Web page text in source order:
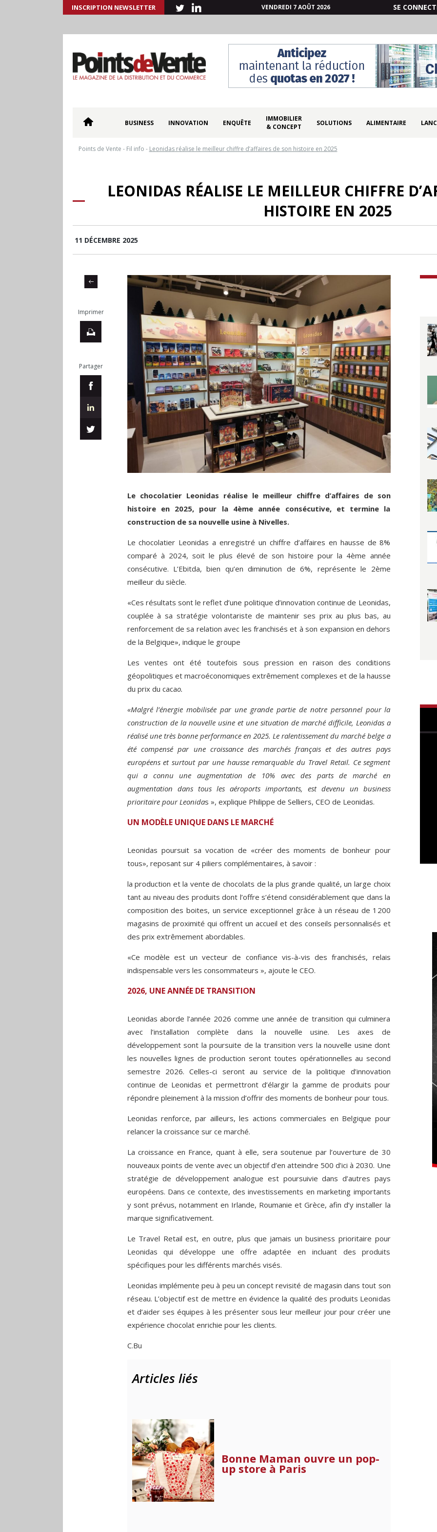
INSCRIPTION NEWSLETTER VENDREDI 7 AOÛT 2026 SE
BUSINESS INNOVATION ENQUÊTE
IMMOBILIER
& CONCEPT
SOLUTIONS ALIMENTAIRE
Points de Vente - Fil info - Leonidas réalise le meilleur chiffre d’affaires de son histoire en 2025
LEONIDAS RÉALISE LE MEILLEUR CHIFFRE
HISTOIRE EN 2025
11 DÉCEMBRE 2025
Imprimer
Partager
Le chocolatier Leonidas réalise le meilleur chiffre d’affaires de son
histoire en 2025, pour la 4ème année consécutive, et termine la
construction de sa nouvelle usine à Nivelles.
Le chocolatier Leonidas a enregistré un chiffre d’affaires en hausse de 8%
comparé à 2024, soit le plus élevé de son histoire pour la 4ème année
consécutive. L’Ebitda, bien qu’en diminution de 6%, représente le 2ème
meilleur du siècle.
«Ces résultats sont le reflet d’une politique d’innovation continue de Leonidas,
couplée à sa stratégie volontariste de maintenir ses prix au plus bas, au
renforcement de sa relation avec les franchisés et à son expansion en dehors
de la Belgique», indique le groupe
Les ventes ont été toutefois sous pression en raison des conditions
géopolitiques et macroéconomiques extrêmement complexes et de la hausse
du prix du cacao.
«Malgré l’énergie mobilisée par une grande partie de notre personnel pour la
construction de la nouvelle usine et une situation de marché difficile, Leonidas a
réalisé une très bonne performance en 2025. Le ralentissement du marché belge a
été compensé par une croissance des marchés français et des autres pays
européens et surtout par une hausse remarquable du Travel Retail. Ce segment
qui a connu une augmentation de 10% avec des parts de marché en
augmentation dans tous les aéroports importants, est devenu un business
prioritaire pour Leonidas », explique Philippe de Selliers, CEO de Leonidas.
UN MODÈLE UNIQUE DANS LE MARCHÉ
Leonidas poursuit sa vocation de «créer des moments de bonheur pour
tous», reposant sur 4 piliers complémentaires, à savoir :
la production et la vente de chocolats de la plus grande qualité, un large choix
tant au niveau des produits dont l’offre s’étend considérablement que dans la
composition des boites, un service exceptionnel grâce à un réseau de 1200
magasins de proximité qui offrent un accueil et des conseils personnalisés et
des prix extrêmement abordables.
«Ce modèle est un vecteur de confiance vis-à-vis des franchisés, relais
indispensable vers les consommateurs », ajoute le CEO.
2026, UNE ANNÉE DE TRANSITION
Leonidas aborde l’année 2026 comme une année de transition qui culminera
avec l’installation complète dans la nouvelle usine. Les axes de
développement sont la poursuite de la transition vers la nouvelle usine dont
les nouvelles lignes de production seront toutes opérationnelles au second
semestre 2026. Celles-ci seront au service de la politique d’innovation
continue de Leonidas et permettront d’élargir la gamme de produits pour
répondre pleinement à la mission d’offrir des moments de bonheur pour tous.
Leonidas renforce, par ailleurs, les actions commerciales en Belgique pour
relancer la croissance sur ce marché.
La croissance en France, quant à elle, sera soutenue par l’ouverture de 30
nouveaux points de vente avec un objectif d’en atteindre 500 d’ici à 2030. Une
stratégie de développement analogue est poursuivie dans d’autres pays
européens. Dans ce contexte, des investissements en marketing importants
y sont prévus, notamment en Irlande, Roumanie et Grèce, afin d’y installer la
marque significativement.
Le Travel Retail est, en outre, plus que jamais un business prioritaire pour
Leonidas qui développe une offre adaptée en incluant des produits
spécifiques pour les différents marchés visés.
Leonidas implémente peu à peu un concept revisité de magasin dans tout son
réseau. L’objectif est de mettre en évidence la qualité des produits Leonidas
et d’aider ses équipes à les présenter sous leur meilleur jour pour créer une
expérience chocolat enrichie pour les clients.
C.Bu
Articles liés
Bonne Maman ouvre un pop-
up store à Paris